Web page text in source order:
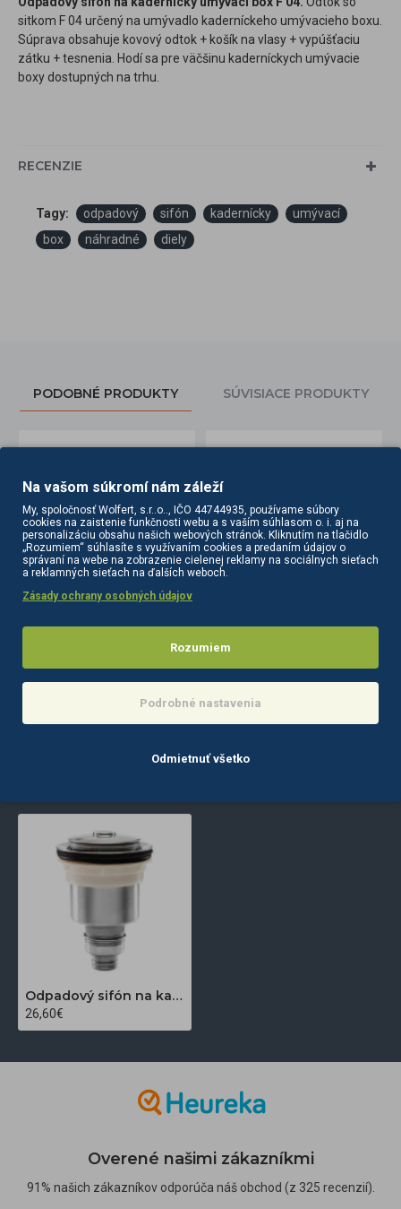
sitkom F 04 určený na umývadlo kaderníckeho umývacieho boxu.
Súprava obsahuje kovový odtok + košík na vlasy + vypúšťaciu
zátku + tesnenia. Hodí sa pre väčšinu kaderníckych umývacie
boxy dostupných na trhu.
RECENZIE
Tagy: odpadový sifón kadernícky
umývací
box
náhradné diely
PODOBNÉ PRODUKTY SÚVISIACE PRODUKTY
55,50€
NAJČASTEJŠIE
Odpadový sifón na kadernícky umývací box F 04
26,60€
Overené našimi zákazníkmi
91% našich zákazníkov odporúča náš obchod (z 325 recenzií).
Na vašom súkromí nám záleží
My, spoločnosť Wolfert, s.r..o.., IČO 44744935, používame súbory
cookies na zaistenie funkčnosti webu a s vaším súhlasom o. i. aj na
personalizáciu obsahu našich webových stránok. Kliknutím na tlačidlo
„Rozumiem“ súhlasíte s využívaním cookies a predaním údajov o
správaní na webe na zobrazenie cielenej reklamy na sociálnych sieťach
a reklamných sieťach na ďalších weboch.
Zásady ochrany osobných údajov
Rozumiem
Podrobné nastavenia
Odmietnuť všetko